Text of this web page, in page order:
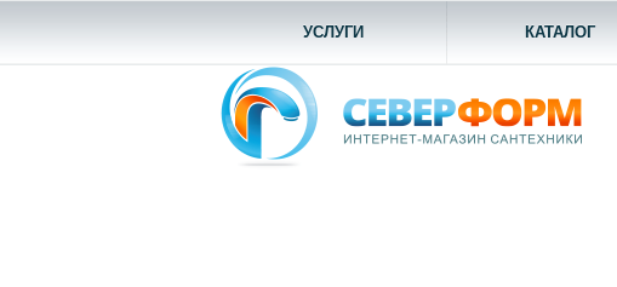
УСЛУГИ КАТАЛОГ